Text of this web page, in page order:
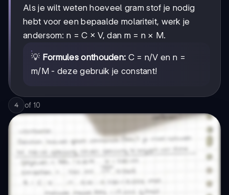
Als je wilt weten hoeveel gram stof je nodig
hebt voor een bepaalde molariteit, werk je
andersom: n = C × V, dan m = n × M.
💡 Formules onthouden: C = n/V en n =
m/M - deze gebruik je constant!
4 of 10